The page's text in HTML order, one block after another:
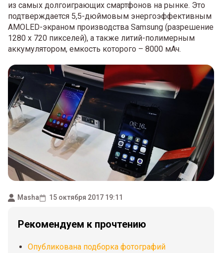
из самых долгоиграющих смартфонов на рынке. Это
подтверждается 5,5-дюймовым энергоэффективным
AMOLED-экраном производства Samsung (разрешение
1280 х 720 пикселей), а также литий-полимерным
аккумулятором, емкость которого – 8000 мАч.
Masha 15 октября 2017 19:11
Рекомендуем к прочтению
Опубликована подборка фотографий